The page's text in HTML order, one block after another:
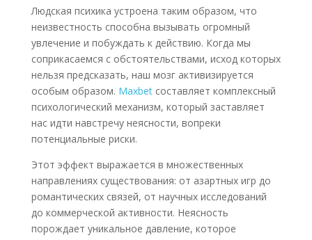
Людская психика устроена таким образом, что
неизвестность способна вызывать огромный
увлечение и побуждать к действию. Когда мы
соприкасаемся с обстоятельствами, исход которых
нельзя предсказать, наш мозг активизируется
особым образом. Maxbetсоставляет комплексный
психологический механизм, который заставляет
нас идти навстречу неясности, вопреки
потенциальные риски.
Этот эффект выражается в множественных
направлениях существования: от азартных игр до
романтических связей, от научных исследований
до коммерческой активности. Неясность
порождает уникальное давление, которое